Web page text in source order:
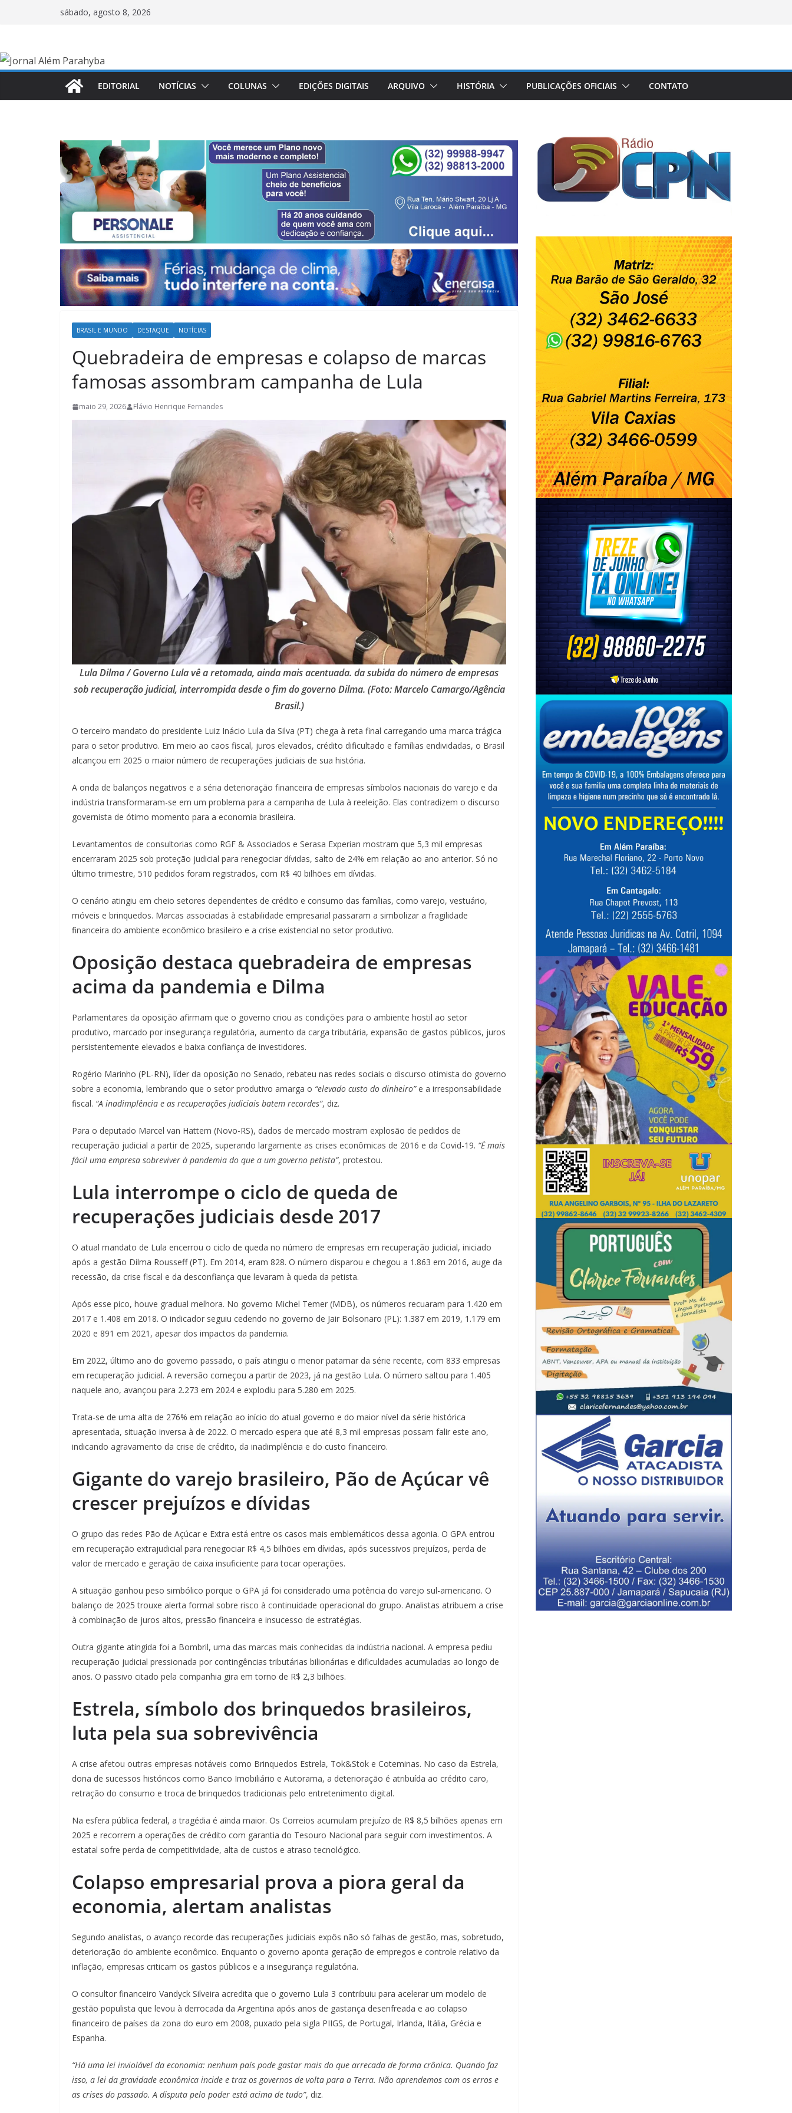
conteúdo
sábado, agosto 8, 2026
EDITORIAL NOTÍCIAS COLUNAS EDIÇÕES DIGITAIS ARQUIVO HISTÓRIA PUBLICAÇÕES OFICIAIS CONTATO
BRASIL E MUNDO DESTAQUE NOTÍCIAS
Quebradeira de empresas e colapso de marcas
famosas assombram campanha de Lula
maio 29, 2026 Flávio Henrique Fernandes
Lula Dilma / Governo Lula vê a retomada, ainda mais acentuada. da subida do número de empresas
sob recuperação judicial, interrompida desde o fim do governo Dilma. (Foto: Marcelo Camargo/Agência
Brasil.)
O terceiro mandato do presidente Luiz Inácio Lula da Silva (PT) chega à reta final carregando uma marca trágica
para o setor produtivo. Em meio ao caos fiscal, juros elevados, crédito dificultado e famílias endividadas, o Brasil
alcançou em 2025 o maior número de recuperações judiciais de sua história.
A onda de balanços negativos e a séria deterioração financeira de empresas símbolos nacionais do varejo e da
indústria transformaram-se em um problema para a campanha de Lula à reeleição. Elas contradizem o discurso
governista de ótimo momento para a economia brasileira.
Levantamentos de consultorias como RGF & Associados e Serasa Experian mostram que 5,3 mil empresas
encerraram 2025 sob proteção judicial para renegociar dívidas, salto de 24% em relação ao ano anterior. Só no
último trimestre, 510 pedidos foram registrados, com R$ 40 bilhões em dívidas.
O cenário atingiu em cheio setores dependentes de crédito e consumo das famílias, como varejo, vestuário,
móveis e brinquedos. Marcas associadas à estabilidade empresarial passaram a simbolizar a fragilidade
financeira do ambiente econômico brasileiro e a crise existencial no setor produtivo.
Oposição destaca quebradeira de empresas
acima da pandemia e Dilma
Parlamentares da oposição afirmam que o governo criou as condições para o ambiente hostil ao setor
produtivo, marcado por insegurança regulatória, aumento da carga tributária, expansão de gastos públicos, juros
persistentemente elevados e baixa confiança de investidores.
Rogério Marinho (PL-RN), líder da oposição no Senado, rebateu nas redes sociais o discurso otimista do governo
sobre a economia, lembrando que o setor produtivo amarga o “elevado custo do dinheiro”e a irresponsabilidade
fiscal. “A inadimplência e as recuperações judiciais batem recordes”, diz.
Para o deputado Marcel van Hattem (Novo-RS), dados de mercado mostram explosão de pedidos de
recuperação judicial a partir de 2025, superando largamente as crises econômicas de 2016 e da Covid-19. “É mais
fácil uma empresa sobreviver à pandemia do que a um governo petista”, protestou.
Lula interrompe o ciclo de queda de
recuperações judiciais desde 2017
O atual mandato de Lula encerrou o ciclo de queda no número de empresas em recuperação judicial, iniciado
após a gestão Dilma Rousseff (PT). Em 2014, eram 828. O número disparou e chegou a 1.863 em 2016, auge da
recessão, da crise fiscal e da desconfiança que levaram à queda da petista.
Após esse pico, houve gradual melhora. No governo Michel Temer (MDB), os números recuaram para 1.420 em
2017 e 1.408 em 2018. O indicador seguiu cedendo no governo de Jair Bolsonaro (PL): 1.387 em 2019, 1.179 em
2020 e 891 em 2021, apesar dos impactos da pandemia.
Em 2022, último ano do governo passado, o país atingiu o menor patamar da série recente, com 833 empresas
em recuperação judicial. A reversão começou a partir de 2023, já na gestão Lula. O número saltou para 1.405
naquele ano, avançou para 2.273 em 2024 e explodiu para 5.280 em 2025.
Trata-se de uma alta de 276% em relação ao início do atual governo e do maior nível da série histórica
apresentada, situação inversa à de 2022. O mercado espera que até 8,3 mil empresas possam falir este ano,
indicando agravamento da crise de crédito, da inadimplência e do custo financeiro.
Gigante do varejo brasileiro, Pão de Açúcar vê
crescer prejuízos e dívidas
O grupo das redes Pão de Açúcar e Extra está entre os casos mais emblemáticos dessa agonia. O GPA entrou
em recuperação extrajudicial para renegociar R$ 4,5 bilhões em dívidas, após sucessivos prejuízos, perda de
valor de mercado e geração de caixa insuficiente para tocar operações.
A situação ganhou peso simbólico porque o GPA já foi considerado uma potência do varejo sul-americano. O
balanço de 2025 trouxe alerta formal sobre risco à continuidade operacional do grupo. Analistas atribuem a crise
à combinação de juros altos, pressão financeira e insucesso de estratégias.
Outra gigante atingida foi a Bombril, uma das marcas mais conhecidas da indústria nacional. A empresa pediu
recuperação judicial pressionada por contingências tributárias bilionárias e dificuldades acumuladas ao longo de
anos. O passivo citado pela companhia gira em torno de R$ 2,3 bilhões.
Estrela, símbolo dos brinquedos brasileiros,
luta pela sua sobrevivência
A crise afetou outras empresas notáveis como Brinquedos Estrela, Tok&Stok e Coteminas. No caso da Estrela,
dona de sucessos históricos como Banco Imobiliário e Autorama, a deterioração é atribuída ao crédito caro,
retração do consumo e troca de brinquedos tradicionais pelo entretenimento digital.
Na esfera pública federal, a tragédia é ainda maior. Os Correios acumulam prejuízo de R$ 8,5 bilhões apenas em
2025 e recorrem a operações de crédito com garantia do Tesouro Nacional para seguir com investimentos. A
estatal sofre perda de competitividade, alta de custos e atraso tecnológico.
Colapso empresarial prova a piora geral da
economia, alertam analistas
Segundo analistas, o avanço recorde das recuperações judiciais expôs não só falhas de gestão, mas, sobretudo,
deterioração do ambiente econômico. Enquanto o governo aponta geração de empregos e controle relativo da
inflação, empresas criticam os gastos públicos e a insegurança regulatória.
O consultor financeiro Vandyck Silveira acredita que o governo Lula 3 contribuiu para acelerar um modelo de
gestão populista que levou à derrocada da Argentina após anos de gastança desenfreada e ao colapso
financeiro de países da zona do euro em 2008, puxado pela sigla PIIGS, de Portugal, Irlanda, Itália, Grécia e
Espanha.
“Há uma lei inviolável da economia: nenhum país pode gastar mais do que arrecada de forma crônica. Quando faz
isso, a lei da gravidade econômica incide e traz os governos de volta para a Terra. Não aprendemos com os erros e
as crises do passado. A disputa pelo poder está acima de tudo”, diz.